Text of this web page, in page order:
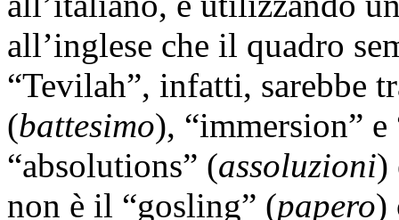
all’inglese che il quadro
“Tevilah”, infatti, sarebbe
(battesimo), “immersion”
“absolutions” (assoluzioni)
non è il “gosling” (papero)